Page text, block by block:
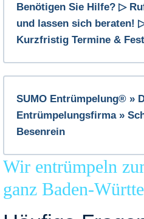
Benötigen Sie Hilfe? ▷
und lassen sich beraten!
Kurzfristig Termine &
SUMO Entrümpelung® »
Entrümpelungsfirma »
Besenrein
Wir entrümpeln
ganz Baden-